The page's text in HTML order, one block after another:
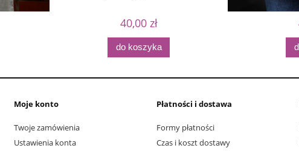
40,00 zł
do koszyka
Moje konto
Twoje zamówienia
Ustawienia konta
Płatności i dostawa
Formy płatności
Czas i koszt dostawy